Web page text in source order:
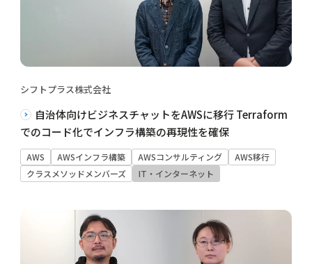
シフトプラス株式会社
自治体向けビジネスチャットをAWSに移行 Terraform
でのコード化でインフラ構築の再現性を確保
AWS AWSインフラ構築 AWSコンサルティング
AWS移行
クラスメソッドメンバーズ
IT・インターネット